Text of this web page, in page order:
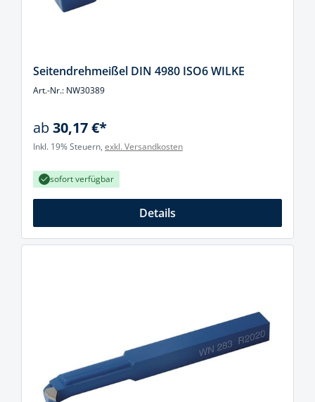
Seitendrehmeißel DIN 4980 ISO6 WILKE
Art.-Nr.: NW30389
ab30,17 €*
Inkl. 19% Steuern, exkl. Versandkosten
sofort verfügbar
Details